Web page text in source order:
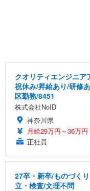
クオリティエンジニア
祝休み/昇給あり/研修
区勤務/8451
株式会社NoID
神奈川県
月給29万円～36万円
正社員
27卒・新卒/ものづく
立・検査/文理不問